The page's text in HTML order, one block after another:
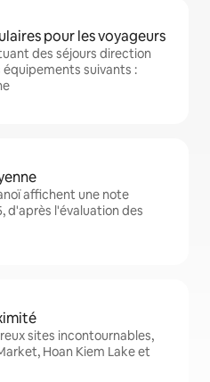
pour les voyageurs
des séjours direction
suivants :
affichent une note
d'après l'évaluation des
sites incontournables,
Hoan Kiem Lake et